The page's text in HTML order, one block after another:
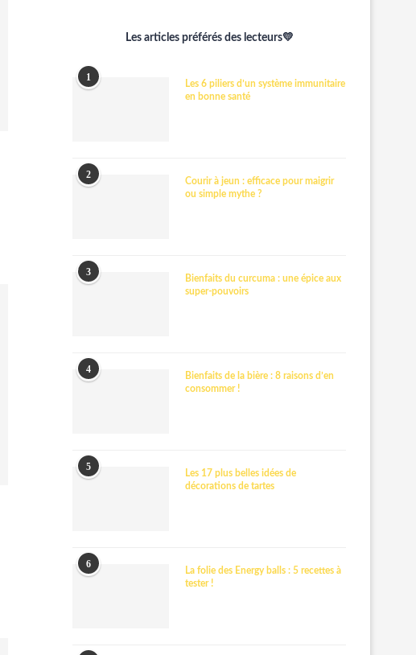
Les articles préférés des lecteurs💛
1
Les 6 piliers d’un système immunitaire
en bonne santé
2
Courir à jeun : efficace pour maigrir
ou simple mythe ?
3
Bienfaits du curcuma : une épice aux
super-pouvoirs
4
Bienfaits de la bière : 8 raisons d’en
consommer !
5
Les 17 plus belles idées de
décorations de tartes
6
La folie des Energy balls : 5 recettes à
tester !